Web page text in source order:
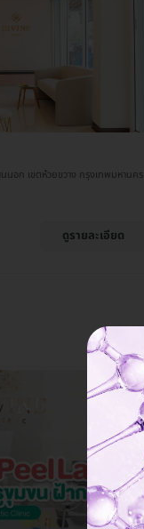
นอก เขตห้วยขวาง กรุงเทพมหานคร
ดูรายละเอียด